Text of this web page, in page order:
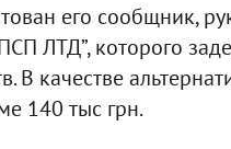
его сообщник,
ЛТД”, которого
В качестве
140 тыс грн.